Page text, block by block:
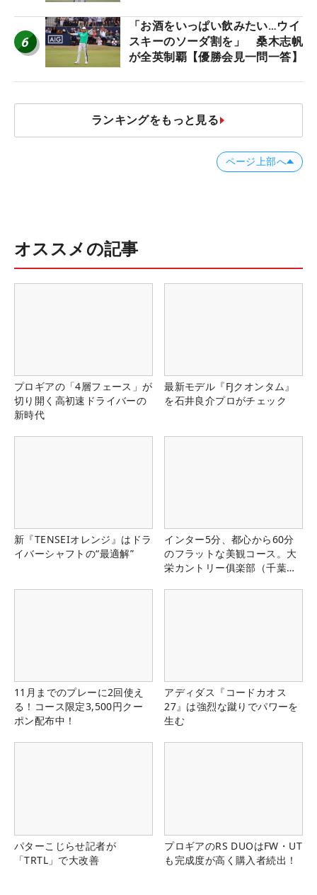
6
「お酒をいっぱい飲みたい…ウイ
スキーのソーダ割を」 桑木志帆
が全英制覇【優勝会見一問一答】
ランキングをもっと見る
ページ上部へ
オススメの記事
プロギアの「4層フェース」が
切り開く高初速ドライバーの
新時代
最新モデル『FJクオンタム』
を石井良介プロがチェック
新『TENSEIオレンジ』はドラ
イバーシャフトの“最適解”
インター5分、都心から60分
のフラットな美観コース。大
栄カントリー俱楽部（千葉
11月までのプレーに2回使え
る！コース限定3,500円クー
ポン配布中！
アディダス『コードカオス
27』は強烈な蹴りでパワーを
生む
パターこじらせ記者が
「TRTL」で大改善
プロギアのRS DUOはFW・UT
も完成度が高く購入者続出！